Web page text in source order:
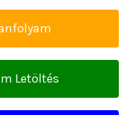
Letöltés